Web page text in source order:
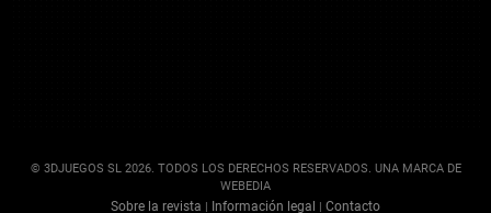
© 3DJUEGOS SL 2026. TODOS LOS DERECHOS RESERVADOS. UNA MARCA DE
WEBEDIA
Sobre la revista Información legal Contacto